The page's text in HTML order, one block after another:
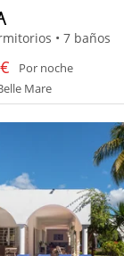
• 7 baños
Por noche
Mare